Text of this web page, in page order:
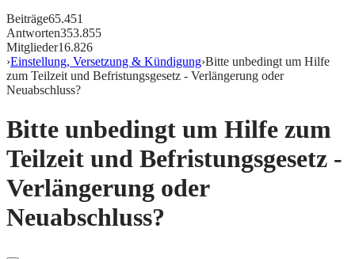
Beiträge65.451
Antworten353.855
Mitglieder16.826
›Einstellung, Versetzung & Kündigung›Bitte unbedingt um Hilfe
zum Teilzeit und Befristungsgesetz - Verlängerung oder
Neuabschluss?
Bitte unbedingt um Hilfe zum
Teilzeit und Befristungsgesetz -
Verlängerung oder
Neuabschluss?